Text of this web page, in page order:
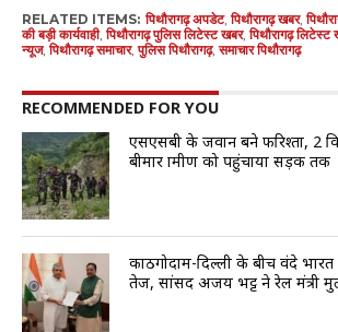
RELATED ITEMS: पिथौरागढ़ अपडेट,पिथौरागढ़ खबर,
की बड़ी कार्यवाही,पिथौरागढ़ पुलिस लिटेस्ट खबर,पिथौरागढ़ लिटेस्ट
न्यूज,पिथौरागढ़ समाचार,पुलिस पिथौरागढ़,समाचार पिथौरागढ़
RECOMMENDED FOR YOU
एसएसबी के जवान बने फरिश्ता, 2
बीमार ग्रामीण को पहुंचाया सड़क तक
काठगोदाम-दिल्ली के बीच वंदे
तेज, सांसद अजय भट्ट ने रेल मंत्री